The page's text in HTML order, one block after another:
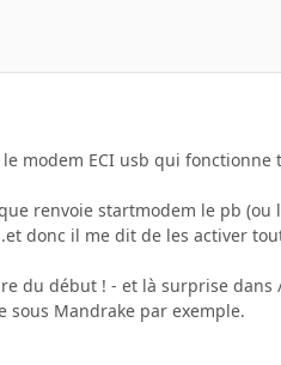
modem ECI usb qui fonctionne
renvoie startmodem le pb (ou
donc il me dit de les activer
du début ! - et là surprise
sous Mandrake par exemple.